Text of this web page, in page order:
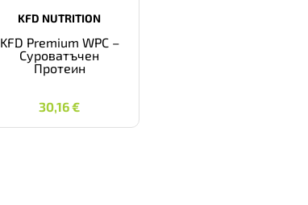
KFD NUTRITION
KFD Premium WPC –
Суроватъчен
Протеин
30,16€
30,16 €